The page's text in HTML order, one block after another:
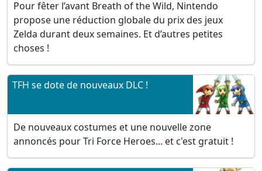
Pour fêter l’avant Breath of the Wild, Nintendo
propose une réduction globale du prix des jeux
Zelda durant deux semaines. Et d’autres petites
choses !
TFH se dote de nouveaux DLC !
De nouveaux costumes et une nouvelle zone
annoncés pour Tri Force Heroes... et c'est gratuit !